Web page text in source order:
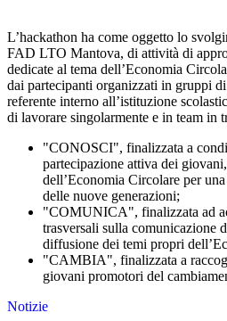
L’hackathon ha come oggetto lo
FAD LTO Mantova, di attività di
dedicate al tema dell’Economia
dai partecipanti organizzati in gruppi
referente interno all’istituzione
di lavorare singolarmente e in team in
"CONOSCI", finalizzata a
partecipazione attiva dei
dell’Economia Circolare per
delle nuove generazioni;
"COMUNICA", finalizzata ad
trasversali sulla comunicazione
diffusione dei temi propri
"CAMBIA", finalizzata a
giovani promotori del
Notizie